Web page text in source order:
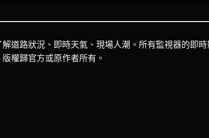
道路狀況、即時天氣、現場人潮。所有監視器的即
權歸官方或原作者所有。